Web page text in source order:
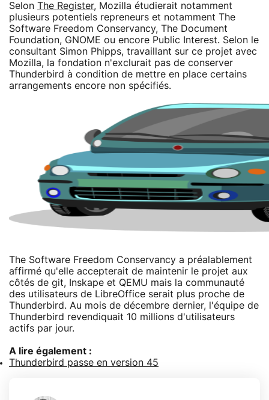
Selon The Register, Mozilla étudierait notamment
plusieurs potentiels repreneurs et notamment The
Software Freedom Conservancy, The Document
Foundation, GNOME ou encore Public Interest. Selon le
consultant Simon Phipps, travaillant sur ce projet avec
Mozilla, la fondation n'exclurait pas de conserver
Thunderbird à condition de mettre en place certains
arrangements encore non spécifiés.
The Software Freedom Conservancy a préalablement
affirmé qu'elle accepterait de maintenir le projet aux
côtés de git, Inskape et QEMU mais la communauté
des utilisateurs de LibreOffice serait plus proche de
Thunderbird. Au mois de décembre dernier, l'équipe de
Thunderbird revendiquait 10 millions d'utilisateurs
actifs par jour.
A lire également :
Thunderbird passe en version 45